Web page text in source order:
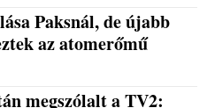
Paksnál, de újabb
az atomerőmű
megszólalt a TV2: